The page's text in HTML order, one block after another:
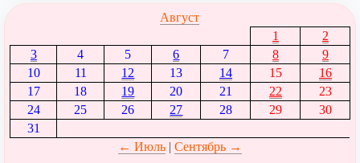
Август
1
2
3
4 5 6 7 8
9
10
11 12 13 14 15
16
17
18 19 20 21 22
23
24
25 26 27 28 29
30
31
← Июль| Сентябрь →